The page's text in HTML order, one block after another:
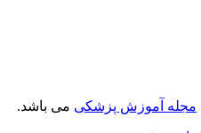
آموزش پزشکیمی باشد.